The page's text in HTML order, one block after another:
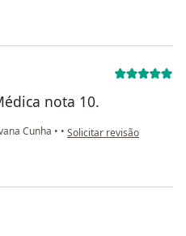
nota 10.
Cunha • • na opinião do utilizador
Solicitar revisão